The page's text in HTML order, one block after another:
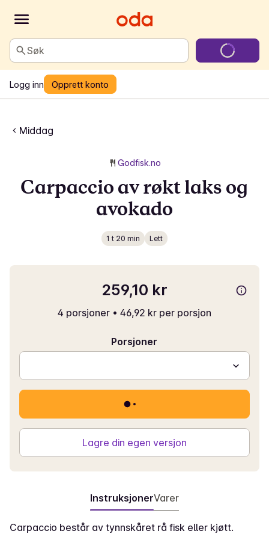
Søk
Logg inn Opprett konto
Middag
Godfisk.no
Carpaccio av røkt laks og
avokado
1 t 20 min Lett
259,10 kr
4 porsjoner • 46,92 kr per porsjon
Porsjoner
Lagre din egen versjon
InstruksjonerVarer
Carpaccio består av tynnskåret rå fisk eller kjøtt.